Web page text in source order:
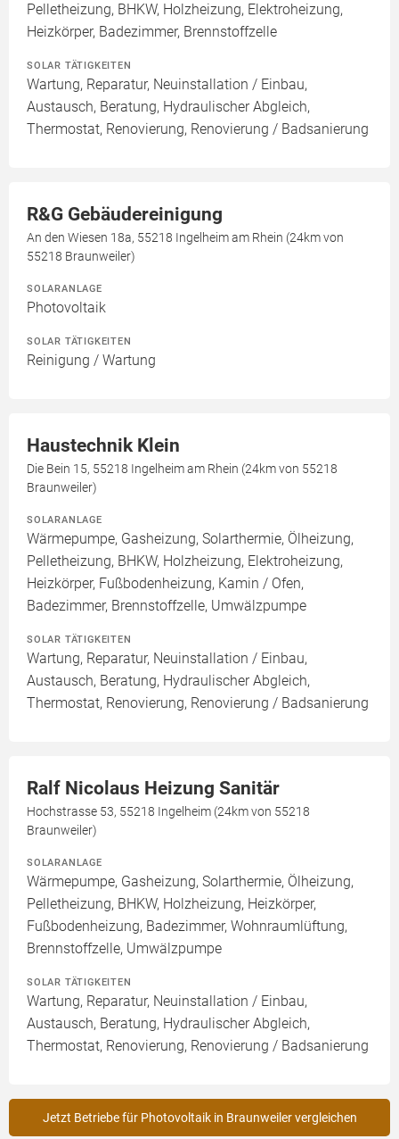
Pelletheizung, BHKW, Holzheizung, Elektroheizung,
Heizkörper, Badezimmer, Brennstoffzelle
SOLAR TÄTIGKEITEN
Wartung, Reparatur, Neuinstallation / Einbau,
Austausch, Beratung, Hydraulischer Abgleich,
Thermostat, Renovierung, Renovierung / Badsanierung
R&G Gebäudereinigung
An den Wiesen 18a, 55218 Ingelheim am Rhein (24km von
55218 Braunweiler)
SOLARANLAGE
Photovoltaik
SOLAR TÄTIGKEITEN
Reinigung / Wartung
Haustechnik Klein
Die Bein 15, 55218 Ingelheim am Rhein (24km von 55218
Braunweiler)
SOLARANLAGE
Wärmepumpe, Gasheizung, Solarthermie, Ölheizung,
Pelletheizung, BHKW, Holzheizung, Elektroheizung,
Heizkörper, Fußbodenheizung, Kamin / Ofen,
Badezimmer, Brennstoffzelle, Umwälzpumpe
SOLAR TÄTIGKEITEN
Wartung, Reparatur, Neuinstallation / Einbau,
Austausch, Beratung, Hydraulischer Abgleich,
Thermostat, Renovierung, Renovierung / Badsanierung
Ralf Nicolaus Heizung Sanitär
Hochstrasse 53, 55218 Ingelheim (24km von 55218
Braunweiler)
SOLARANLAGE
Wärmepumpe, Gasheizung, Solarthermie, Ölheizung,
Pelletheizung, BHKW, Holzheizung, Heizkörper,
Fußbodenheizung, Badezimmer, Wohnraumlüftung,
Brennstoffzelle, Umwälzpumpe
SOLAR TÄTIGKEITEN
Wartung, Reparatur, Neuinstallation / Einbau,
Austausch, Beratung, Hydraulischer Abgleich,
Thermostat, Renovierung, Renovierung / Badsanierung
Jetzt Betriebe für Photovoltaik in Braunweiler vergleichen